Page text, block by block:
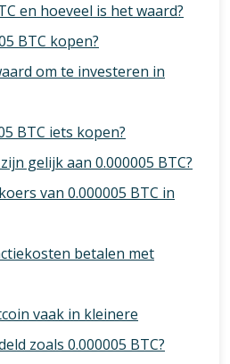
en hoeveel is het waard?
BTC kopen?
om te investeren in
BTC iets kopen?
gelijk aan 0.000005 BTC?
van 0.000005 BTC in
betalen met
vaak in kleinere
zoals 0.000005 BTC?